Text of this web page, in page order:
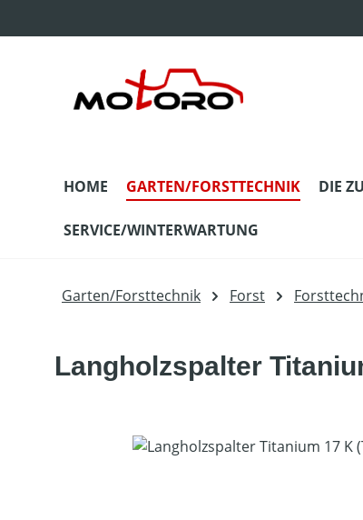
HOME GARTEN/FORSTTECHNIK DIE
SERVICE/WINTERWARTUNG
Garten/Forsttechnik Forst
Langholzspalter
Bildergalerie überspringen